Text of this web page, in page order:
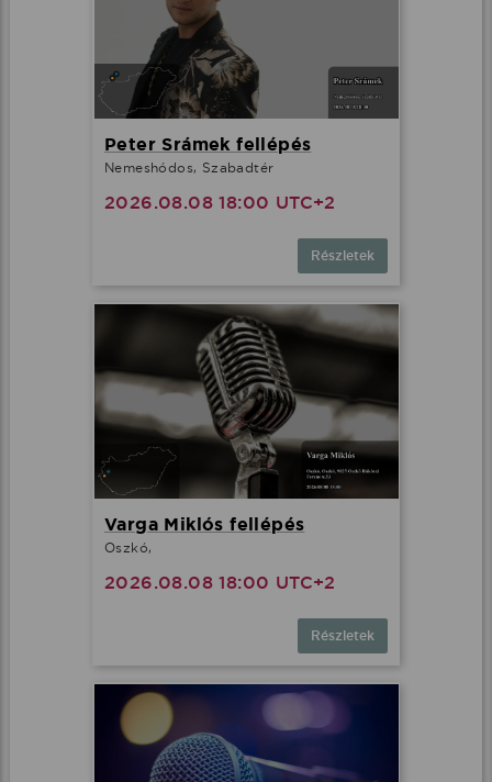
Peter Srámek fellépés
Nemeshódos, Szabadtér
2026.08.08 18:00 UTC+2
Részletek
Varga Miklós fellépés
Oszkó,
2026.08.08 18:00 UTC+2
Részletek